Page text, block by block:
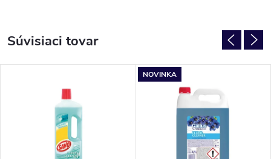
Súvisiaci tovar
NOVINKA